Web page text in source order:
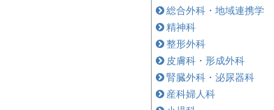
総合外科・地域連携学
精神科
整形外科
皮膚科・形成外科
腎臓外科・泌尿器科
産科婦人科